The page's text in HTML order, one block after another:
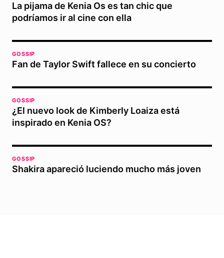
La pijama de Kenia Os es tan chic que
podríamos ir al cine con ella
GOSSIP
Fan de Taylor Swift fallece en su concierto
GOSSIP
¿El nuevo look de Kimberly Loaiza está
inspirado en Kenia OS?
GOSSIP
Shakira apareció luciendo mucho más joven